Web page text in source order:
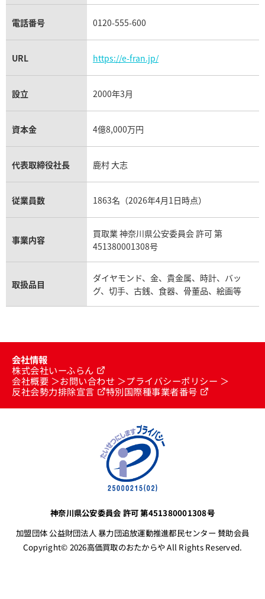
電話番号 0120-555-600
URL https://e-fran.jp/
設立 2000年3月
資本金 4億8,000万円
代表取締役社長 鹿村 大志
従業員数 1863名（2026年4月1日時点）
事業内容
買取業 神奈川県公安委員会 許可 第
451380001308号
取扱品目
ダイヤモンド、金、貴金属、時計、バッ
グ、切手、古銭、食器、骨董品、絵画等
会社情報
株式会社いーふらん
会社概要
お問い合わせ
プライバシーポリシー
反社会勢力排除宣言
特別国際種事業者番号
神奈川県公安委員会 許可 第451380001308号
加盟団体 公益財団法人 暴力団追放運動推進都民センター 賛助会員
Copyright© 2026高価買取のおたからや All Rights Reserved.